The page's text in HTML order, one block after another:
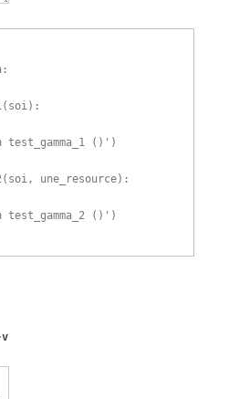
:
( soi) :
()' )
( soi, une_resource) :
()' )